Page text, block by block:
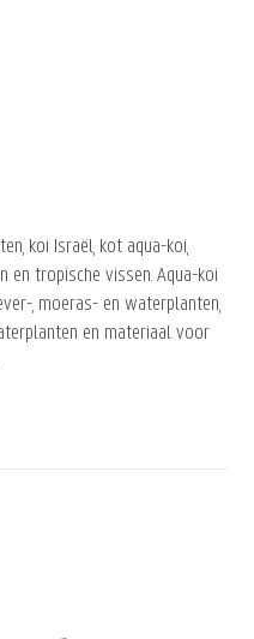
koi Israël, kot aqua-koi,
en tropische vissen. Aqua-koi
, moeras- en waterplanten,
en materiaal voor